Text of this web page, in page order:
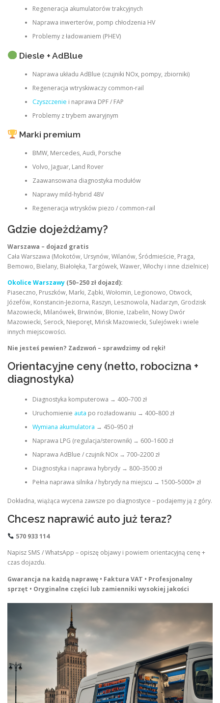
Regeneracja akumulatorów trakcyjnych
Naprawa inwerterów, pomp chłodzenia HV
Problemy z ładowaniem (PHEV)
Diesle + AdBlue
Naprawa układu AdBlue (czujniki NOx, pompy, zbiorniki)
Regeneracja wtryskiwaczy common-rail
Czyszczenie i naprawa DPF / FAP
Problemy z trybem awaryjnym
Marki premium
BMW, Mercedes, Audi, Porsche
Volvo, Jaguar, Land Rover
Zaawansowana diagnostyka modułów
Naprawy mild-hybrid 48V
Regeneracja wtrysków piezo / common-rail
Gdzie dojeżdżamy?
Warszawa – dojazd gratis
Cała Warszawa (Mokotów, Ursynów, Wilanów, Śródmieście, Praga,
Bemowo, Bielany, Białołęka, Targówek, Wawer, Włochy i inne dzielnice)
Okolice Warszawy (50–250 zł dojazd):
Piaseczno, Pruszków, Marki, Ząbki, Wołomin, Legionowo, Otwock,
Józefów, Konstancin-Jeziorna, Raszyn, Lesznowola, Nadarzyn, Grodzisk
Mazowiecki, Milanówek, Brwinów, Błonie, Izabelin, Nowy Dwór
Mazowiecki, Serock, Nieporęt, Mińsk Mazowiecki, Sulejówek i wiele
innych miejscowości.
Nie jesteś pewien? Zadzwoń – sprawdzimy od ręki!
Orientacyjne ceny (netto, robocizna +
diagnostyka)
Diagnostyka komputerowa → 400–700 zł
Uruchomienie auta po rozładowaniu → 400–800 zł
Wymiana akumulatora → 450–950 zł
Naprawa LPG (regulacja/sterownik) → 600–1600 zł
Naprawa AdBlue / czujnik NOx → 700–2200 zł
Diagnostyka i naprawa hybrydy → 800–3500 zł
Pełna naprawa silnika / hybrydy na miejscu → 1500–5000+ zł
Dokładna, wiążąca wycena zawsze po diagnostyce – podajemy ją z góry.
Chcesz naprawić auto już teraz?
570 933 114
Napisz SMS / WhatsApp – opiszę objawy i powiem orientacyjną cenę +
czas dojazdu.
Gwarancja na każdą naprawę • Faktura VAT • Profesjonalny
sprzęt • Oryginalne części lub zamienniki wysokiej jakości